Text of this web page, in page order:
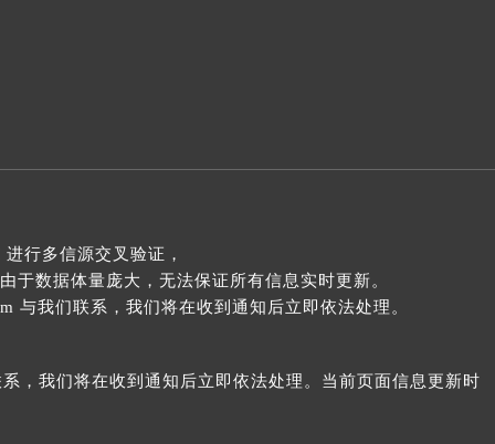
行多信源交叉验证，
数据体量庞大，无法保证所有信息实时更新。
与我们联系，我们将在收到通知后立即依法处理。
，我们将在收到通知后立即依法处理。当前页面信息更新时